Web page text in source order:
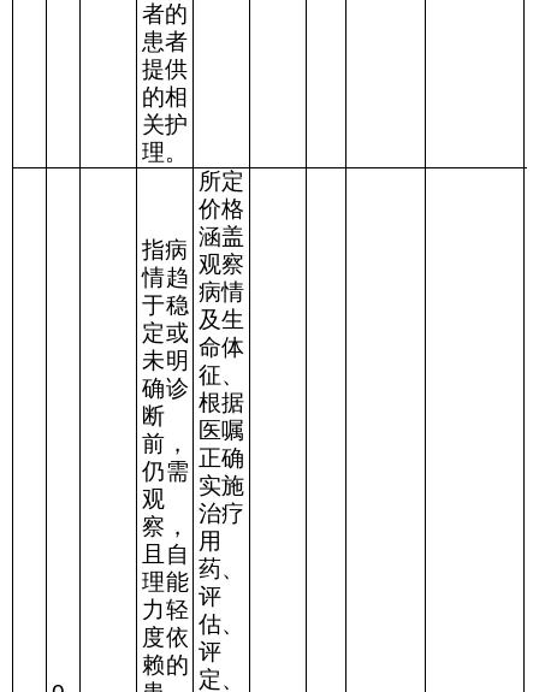
者的
患者
提供
的相
关护
理。
指病
情趋
于稳
定或
未明
确诊
断
前，
仍需
观
察，
且自
理能
力轻
度依
赖的
所定
价格
涵盖
观察
病情
及生
命体
征、
根据
医嘱
正确
实施
治疗
用
药、
评
估、
评
定、